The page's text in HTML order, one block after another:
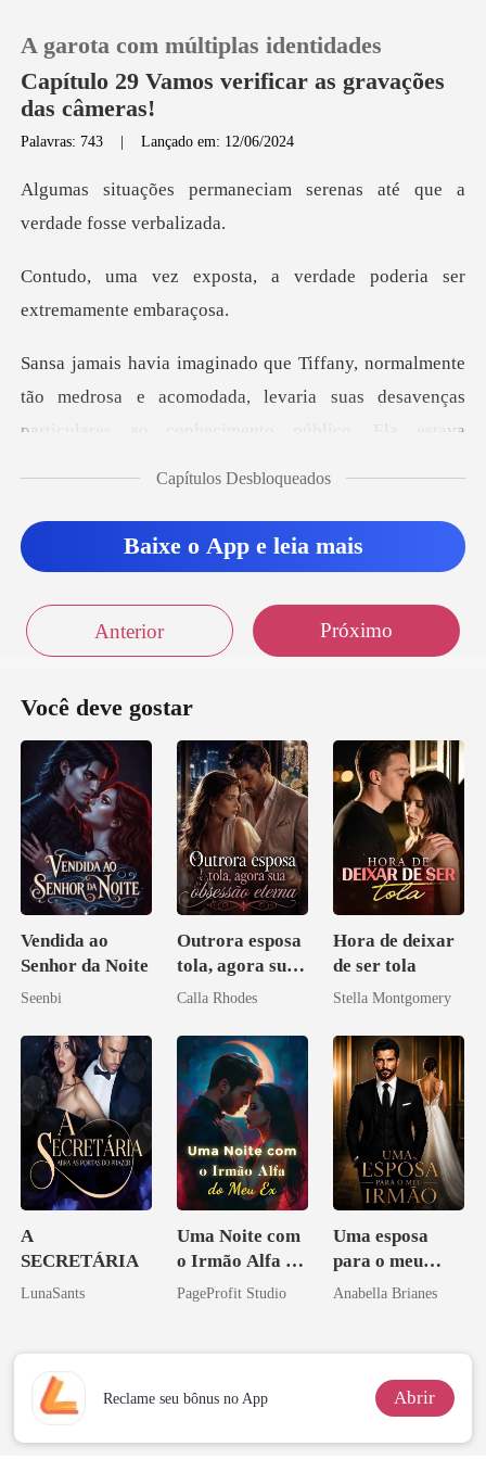
Loja
Histórico
A garota com múltiplas identidades
Capítulo 29 Vamos verificar as gravações
das câmeras!
Palavras: 743 |Lançado em: 12/06/2024
ciam serenas até que a
ve
, a verdade poderia ser
e acomodada, levaria suas desavenças
particulares ao conheciment
Capítulos Desbloqueados
Baixe o App e leia mais
Anterior Próximo
Você deve gostar
Vendida ao
Senhor da Noite
Seenbi
Outrora esposa
tola, agora sua
obsessão eterna
Calla Rhodes
Hora de deixar
de ser tola
Stella Montgomery
A
SECRETÁRIA
LunaSants
Uma Noite com
o Irmão Alfa do
Meu Ex
PageProfit Studio
Uma esposa
para o meu
irmão
Anabella Brianes
Reclame seu bônus no App Abrir